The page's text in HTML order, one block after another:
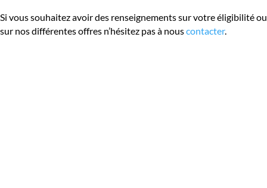
Si vous souhaitez avoir des renseignements sur votre éligibilité ou
sur nos différentes offres n’hésitez pas à nouscontacter.